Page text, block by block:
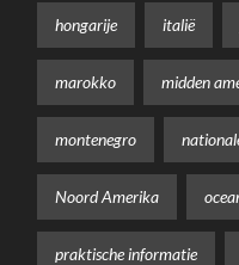
hongarije italië
marokko midden
montenegro
Noord Amerika
praktische informatie